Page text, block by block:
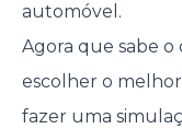
automóvel.
Agora que sabe
escolher o
fazer uma